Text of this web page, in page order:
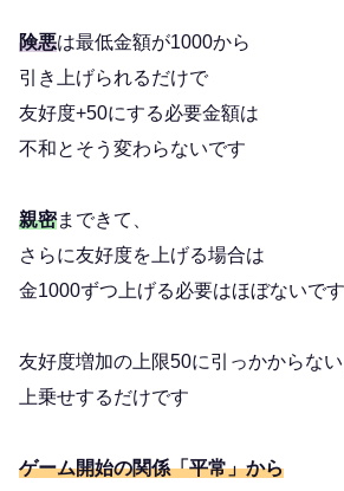
険悪は最低金額が1000から
引き上げられるだけで
友好度+50にする必要金額は
不和とそう変わらないです
親密まできて、
さらに友好度を上げる場合は
金1000ずつ上げる必要はほぼないです
友好度増加の上限50に引っかからな
上乗せするだけです
ゲーム開始の関係「平常」から